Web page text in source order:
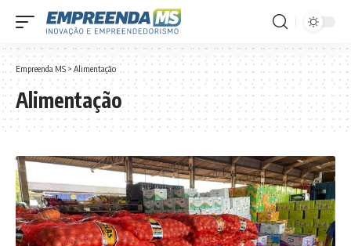
Empreenda MS>Alimentação
Alimentação